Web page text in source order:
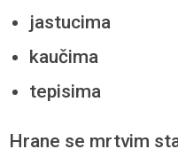
jastucima
kaučima
tepisima
Hrane se mrtvim